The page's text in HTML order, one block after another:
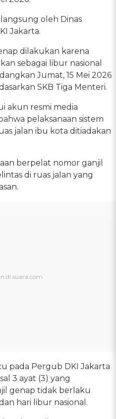
oleh Dinas
Jakarta.
dilakukan karena
sebagai libur nasional
Jumat, 15 Mei 2026
SKB Tiga Menteri.
akun resmi media
pelaksanaan sistem
jalan ibu kota ditiadakan
berpelat nomor ganjil
di ruas jalan yang
pada Pergub DKI Jakarta
3 ayat (3) yang
genap tidak berlaku
hari libur nasional.